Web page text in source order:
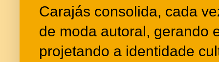
Carajás consolida, cada
de moda autoral, gerando
projetando a identidade